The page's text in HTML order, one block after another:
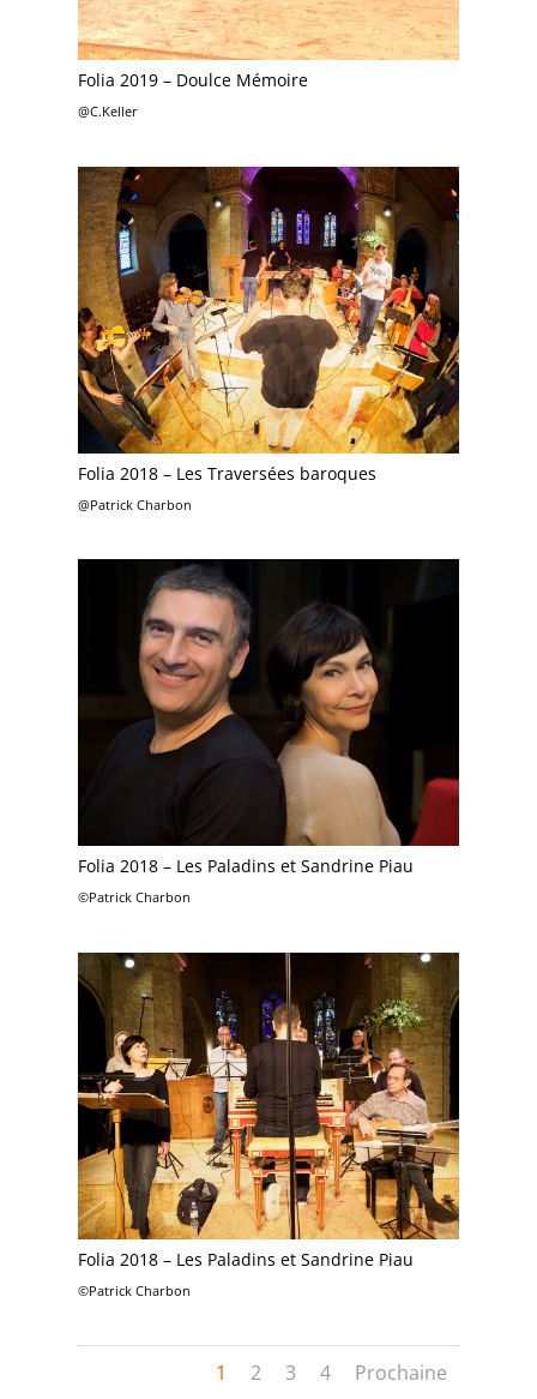
Folia 2019 – Doulce Mémoire
@C.Keller
Folia 2018 – Les Traversées baroques
@Patrick Charbon
Folia 2018 – Les Paladins et Sandrine Piau
©Patrick Charbon
Folia 2018 – Les Paladins et Sandrine Piau
©Patrick Charbon
1 2 3 4 Prochaine